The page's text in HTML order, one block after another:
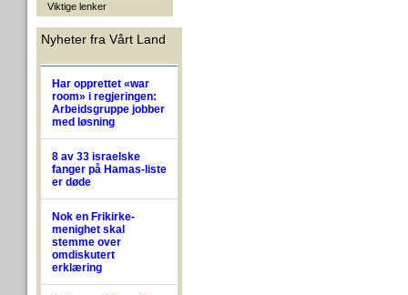
Viktige lenker
Nyheter fra Vårt Land
Har opprettet «war
room» i regjeringen:
Arbeidsgruppe jobber
med løsning
8 av 33 israelske
fanger på Hamas-liste
er døde
Nok en Frikirke-
menighet skal
stemme over
omdiskutert
erklæring